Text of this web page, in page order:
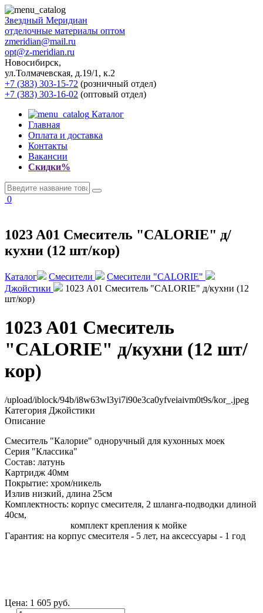
Звездный Меридиан
отделочные материалы оптом
zmeridian@mail.ru
opt@z-meridian.ru
Новосибирск,
ул.Толмачевская, д.19/1, к.2
+7 (383) 303-15-72 (розничный отдел)
+7 (383) 303-16-02 (оптовый отдел)
Каталог
Главная
Оплата и доставка
Контакты
Вакансии
Скидки%
0
1023 A01 Смеситель "CALORIE" д/
кухни (12 шт/кор)
Каталог Смесители
Смесители "CALORIE"
Джойстики
1023 A01 Смеситель "CALORIE" д/кухни (12
шт/кор)
1023 A01 Смеситель
"CALORIE" д/кухни (12 шт/
кор)
/upload/iblock/94b/i8w63wl3yi7i90e3ca0yfveiaivm0t9s/kor_.jpeg
Категория Джойстики
Описание
Смеситель "Калорие" одноручный для кухонных моек
Серия "Классика"
Состав: латунь
Картридж 40мм
Покрытие: хром/никель
Излив низкий, длина 25см
Комплектность: корпус смесителя, 2 шланга-подводки длиной
40см,
комплект крепления к мойке
Гарантия: на корпус смесителя - 5 лет, на аксессуары - 1 год
Цена: 1 605 руб.